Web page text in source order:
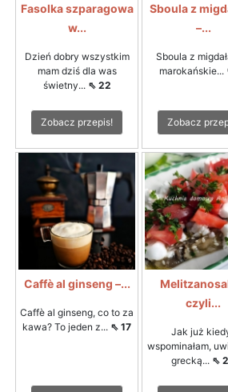
Fasolka szparagowa
w...
Dzień dobry wszystkim
mam dziś dla was
świetny... ⇖ 22
Zobacz przepis!
Sboula z
–...
Sboula z
marokańskie...
Zobacz
Caffè al ginseng –...
Caffè al ginseng, co to za
kawa? To jeden z... ⇖ 17
czyli...
Jak już
wspominałam,
grecką... ⇖